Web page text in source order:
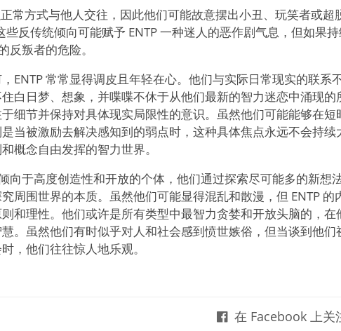
常方式与他人交往，因此他们可能故意摆出小丑、玩笑者或超
些反传统倾向可能赋予 ENTP 一种迷人的恶作剧气息，但如果
反叛者的危险。
ENTP 常常显得调皮且年轻在心。他们与实际日常现实的联系
白日梦、想象，并喋喋不休于从他们最新的智力迷恋中涌现的
细节并保持对具体现实局限性的意识。虽然他们可能能够在短
当被激励去解决感知到的弱点时，这种具体焦点永远不会持续
概念自由发挥的智力世界。
向于高度创造性和开放的个体，他们通过探索尽可能多的新想
周围世界的本质。虽然他们可能显得混乱和散漫，但 ENTP 的
和理性。他们或许是所有类型中最智力贪婪和开放头脑的，
。虽然他们有时似乎对人和社会感到愤世嫉俗，但当谈到他们
，他们往往惊人地乐观。
在 Facebook 上关